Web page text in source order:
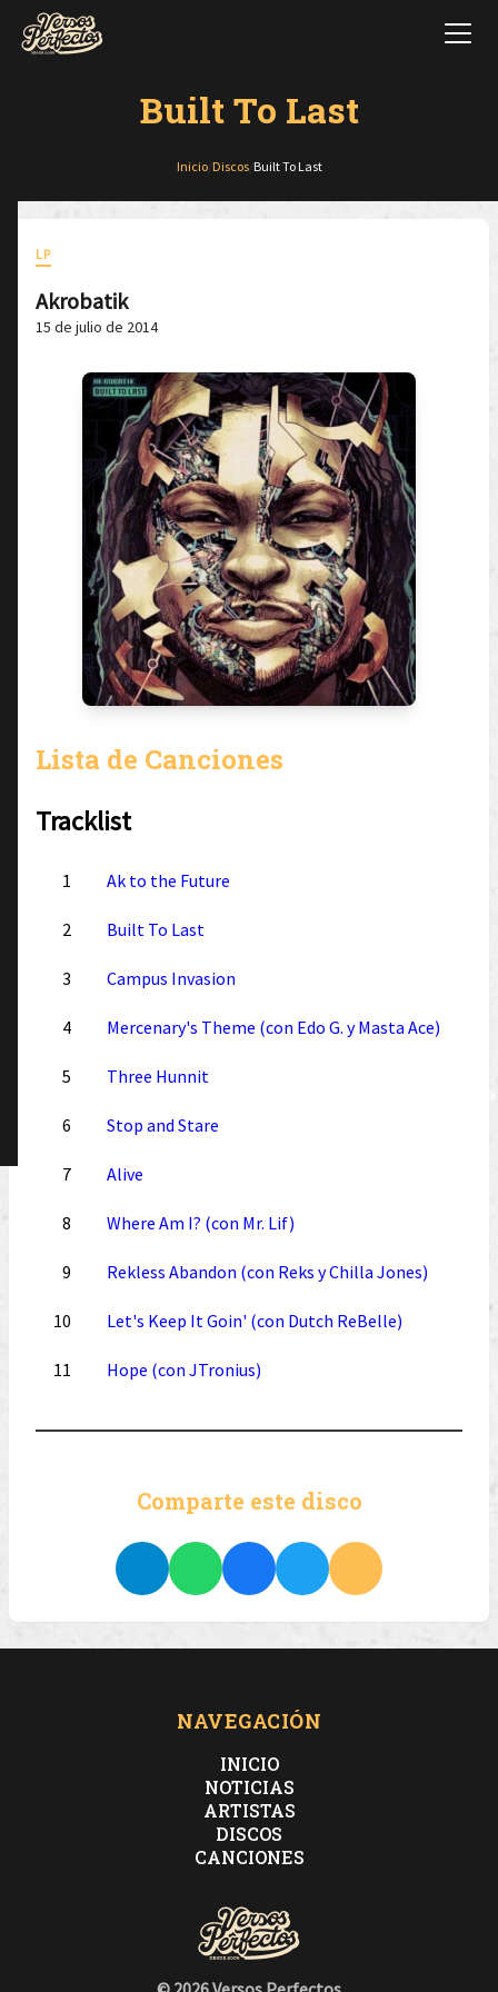
Built To Last
Inicio/ Discos/ Built To Last
LP
Akrobatik
15 de julio de 2014
Lista de Canciones
Tracklist
1 Ak to the Future
2 Built To Last
3 Campus Invasion
4 Mercenary's Theme (con Edo G. y Masta Ace)
5 Three Hunnit
6 Stop and Stare
7 Alive
8 Where Am I? (con Mr. Lif)
9 Rekless Abandon (con Reks y Chilla Jones)
10 Let's Keep It Goin' (con Dutch ReBelle)
11 Hope (con JTronius)
Comparte este disco
NAVEGACIÓN
INICIO
NOTICIAS
ARTISTAS
DISCOS
CANCIONES